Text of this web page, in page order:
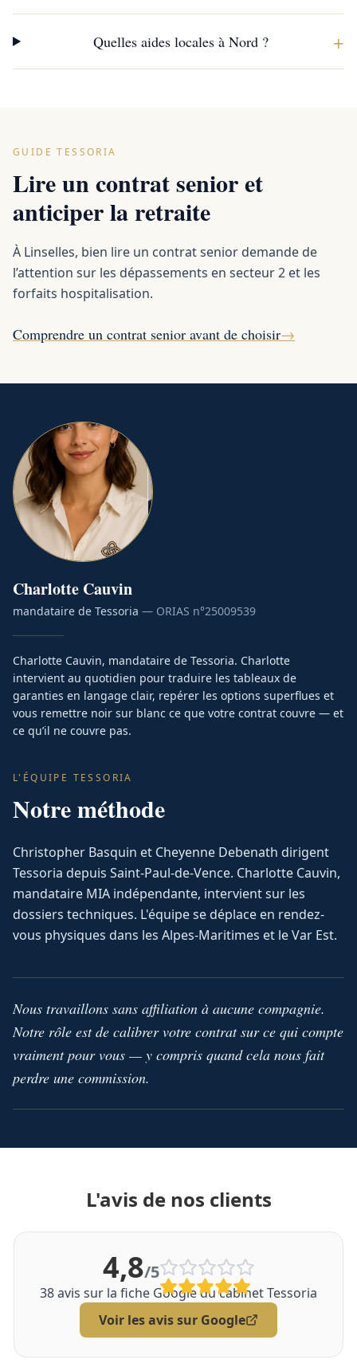
Quelles aides locales à Nord ? +
GUIDE TESSORIA
Lire un contrat senior et
anticiper la retraite
À Linselles, bien lire un contrat senior demande de
l’attention sur les dépassements en secteur 2 et les
forfaits hospitalisation.
Comprendre un contrat senior avant de choisir→
Charlotte Cauvin
mandataire de Tessoria — ORIAS n°25009539
Charlotte Cauvin, mandataire de Tessoria. Charlotte
intervient au quotidien pour traduire les tableaux de
garanties en langage clair, repérer les options superflues et
vous remettre noir sur blanc ce que votre contrat couvre — et
ce qu’il ne couvre pas.
L'ÉQUIPE TESSORIA
Notre méthode
Christopher Basquin et Cheyenne Debenath dirigent
Tessoria depuis Saint-Paul-de-Vence. Charlotte Cauvin,
mandataire MIA indépendante, intervient sur les
dossiers techniques. L'équipe se déplace en rendez-
vous physiques dans les Alpes-Maritimes et le Var Est.
Nous travaillons sans affiliation à aucune compagnie.
Notre rôle est de calibrer votre contrat sur ce qui compte
vraiment pour vous — y compris quand cela nous fait
perdre une commission.
L'avis de nos clients
4,8/5
38avis sur la fiche Google du cabinet Tessoria
Voir les avis sur Google